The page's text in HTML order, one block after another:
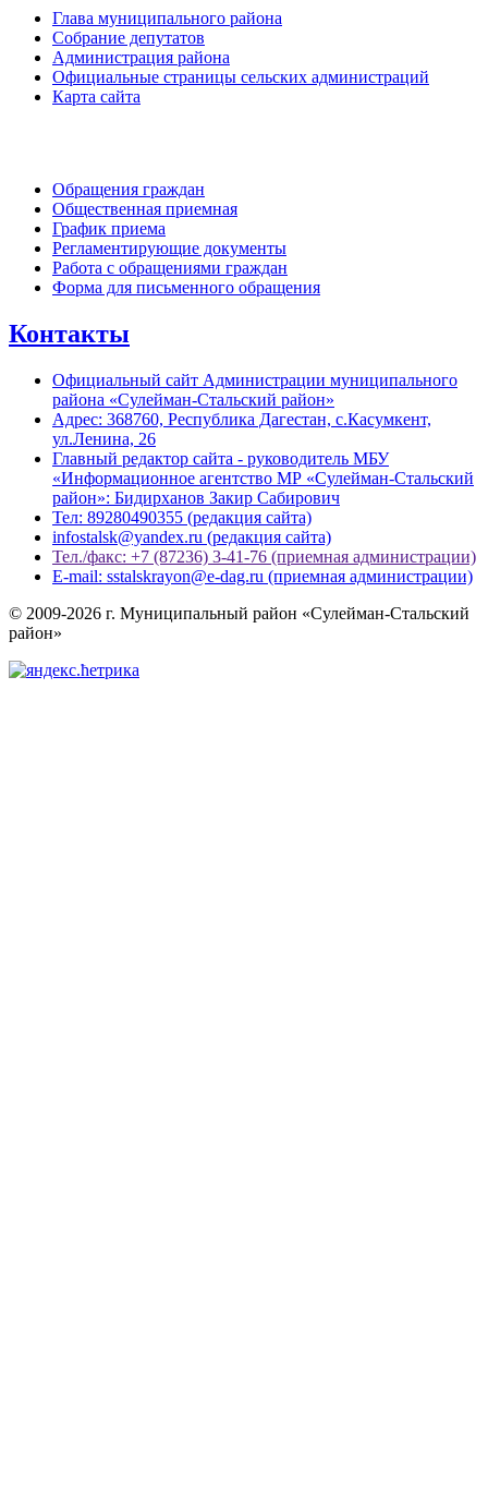
Глава муниципального района
Собрание депутатов
Администрация района
Официальные страницы сельских администраций
Карта сайта
Обращения граждан
Общественная приемная
График приема
Регламентирующие документы
Работа с обращениями граждан
Форма для письменного обращения
Контакты
Официальный сайт Администрации муниципального
района «Сулейман-Стальский район»
Адрес: 368760, Республика Дагестан, с.Касумкент,
ул.Ленина, 26
Главный редактор сайта - руководитель МБУ
«Информационное агентство МР «Сулейман-Стальский
район»: Бидирханов Закир Сабирович
Тел: 89280490355 (редакция сайта)
infostalsk@yandex.ru (редакция сайта)
Тел./факс: +7 (87236) 3-41-76 (приемная администрации)
E-mail: sstalskrayon@e-dag.ru (приемная администрации)
© 2009-2026 г. Муниципальный район «Сулейман-Стальский
район»